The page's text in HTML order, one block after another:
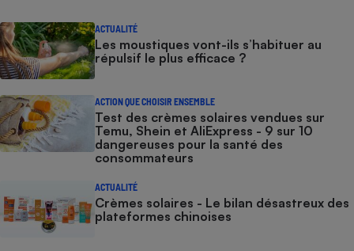
ACTUALITÉ
Les moustiques vont-ils s’habituer au
répulsif le plus efficace ?
ACTION QUE CHOISIR ENSEMBLE
Test des crèmes solaires vendues sur
Temu, Shein et AliExpress - 9 sur 10
dangereuses pour la santé des
consommateurs
ACTUALITÉ
Crèmes solaires - Le bilan désastreux des
plateformes chinoises